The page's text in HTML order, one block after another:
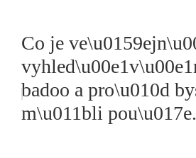
Co je
badoo a pro\u010d
m\u011bli